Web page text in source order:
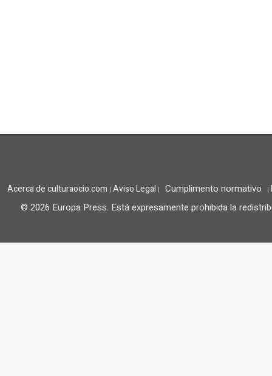
Acerca de culturaocio.com | Aviso Legal | Cumplimento normativo |
© 2026 Europa Press. Está expresamente prohibida la